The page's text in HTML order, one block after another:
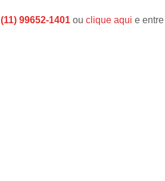
(11) 99652-1401 ou clique aqui e